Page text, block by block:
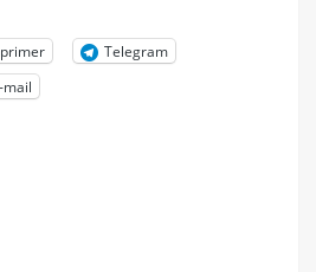
Telegram
mail